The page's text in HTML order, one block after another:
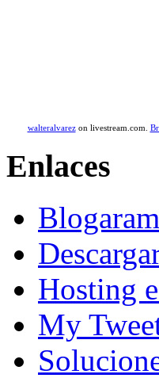
walteralvarezon livestream.com.
Enlaces
Hosting
My